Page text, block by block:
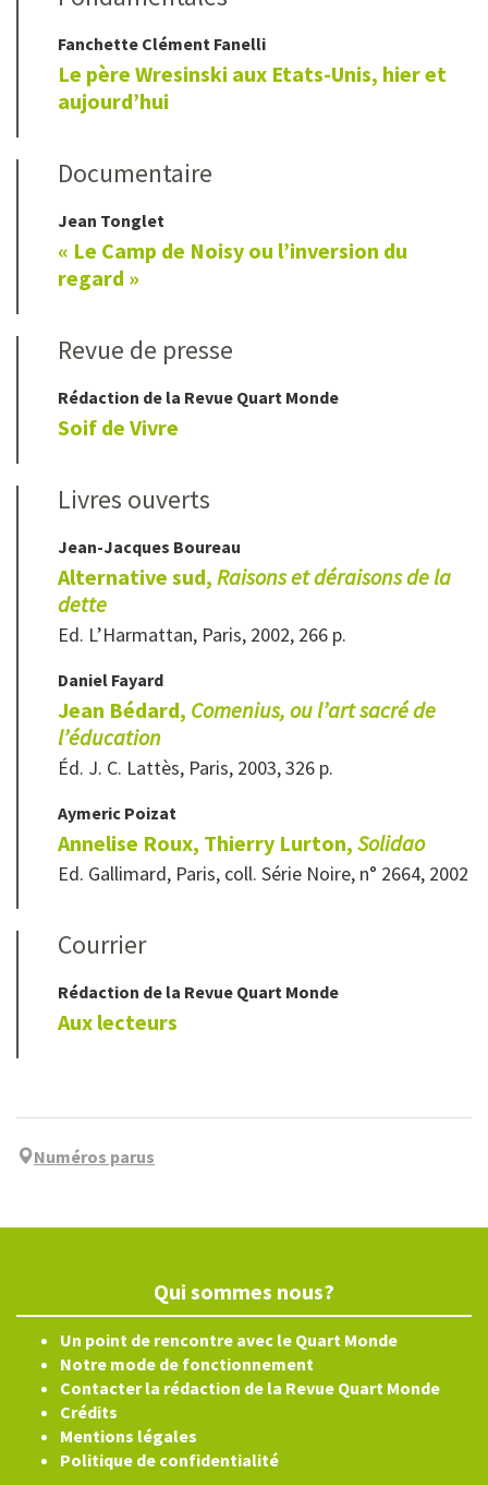
Fanchette Clément Fanelli
Le père Wresinski aux Etats-Unis, hier et
aujourd’hui
Documentaire
Jean Tonglet
« Le Camp de Noisy ou l’inversion du
regard »
Revue de presse
Rédaction de la Revue Quart Monde
Soif de Vivre
Livres ouverts
Jean-Jacques Boureau
Alternative sud, Raisons et déraisons de la
dette
Ed. L’Harmattan, Paris, 2002, 266 p.
Daniel Fayard
Jean Bédard, Comenius, ou l’art sacré de
l’éducation
Éd. J. C. Lattès, Paris, 2003, 326 p.
Aymeric Poizat
Annelise Roux, Thierry Lurton, Solidao
Ed. Gallimard, Paris, coll. Série Noire, n° 2664, 2002
Courrier
Rédaction de la Revue Quart Monde
Aux lecteurs
Numéros parus
Qui sommes nous?
Un point de rencontre avec le Quart Monde
Notre mode de fonctionnement
Contacter la rédaction de la Revue Quart Monde
Crédits
Mentions légales
Politique de confidentialité